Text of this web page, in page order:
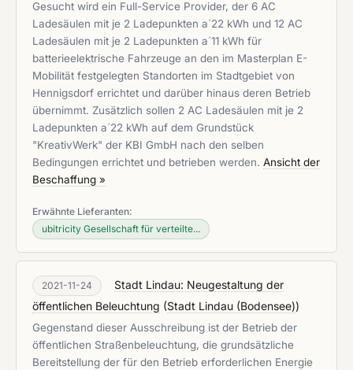
Gesucht wird ein Full-Service Provider, der 6 AC
Ladesäulen mit je 2 Ladepunkten a´22 kWh und 12 AC
Ladesäulen mit je 2 Ladepunkten a´11 kWh für
batterieelektrische Fahrzeuge an den im Masterplan E-
Mobilität festgelegten Standorten im Stadtgebiet von
Hennigsdorf errichtet und darüber hinaus deren Betrieb
übernimmt. Zusätzlich sollen 2 AC Ladesäulen mit je 2
Ladepunkten a´22 kWh auf dem Grundstück
"KreativWerk" der KBI GmbH nach den selben
Bedingungen errichtet und betrieben werden. Ansicht der
Beschaffung »
Erwähnte Lieferanten:
ubitricity Gesellschaft für verteilte...
2021-11-24
Stadt Lindau: Neugestaltung der
öffentlichen Beleuchtung (Stadt Lindau (Bodensee))
Gegenstand dieser Ausschreibung ist der Betrieb der
öffentlichen Straßenbeleuchtung, die grundsätzliche
Bereitstellung der für den Betrieb erforderlichen Energie